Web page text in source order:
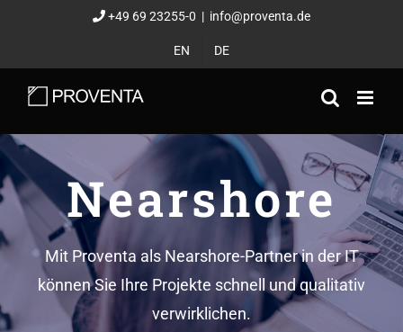
springen
+49 69 23255-0 | info@proventa.de
EN DE
Nearshore
Mit Proventa als Nearshore-Partner in der IT
können Sie Ihre Projekte schnell und qualitativ
verwirklichen.